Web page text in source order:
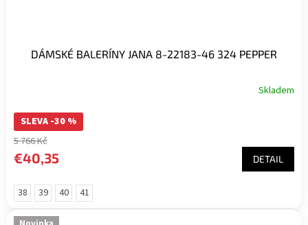
DÁMSKÉ BALERÍNY JANA 8-22183-46 324 PEPPER
Skladem
SLEVA -30 %
5 766 Kč
€40,35 DETAIL
38 39 40 41